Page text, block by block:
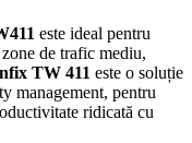
este ideal pentru
de trafic mediu,
TW 411 este o soluție
management, pentru
ridicată cu